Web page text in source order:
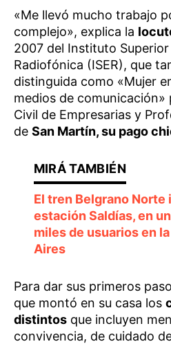
«Me llevó mucho trabajo
complejo», explica la
2007 del Instituto
Radiofónica (ISER), que
distinguida como «Mujer
medios de comunicación»
Civil de Empresarias y
de San Martín, su pago
El tren Belgrano Norte
estación Saldías, en
miles de usuarios en
Aires
Para dar sus primeros
que montó en su casa los
distintos que incluyen
convivencia, de cuidado